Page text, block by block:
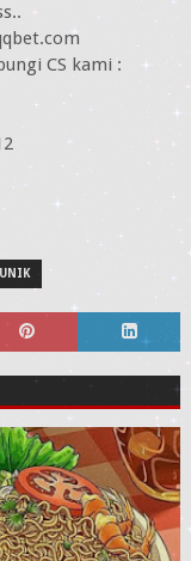
CS kami :
UNIK